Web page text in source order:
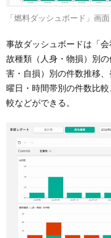
「燃料ダッシュボード」画面
事故ダッシュボードは「
故種類（人身・物損）別
害・自損）別の件数推移
曜日・時間帯別の件数比
較などができる。